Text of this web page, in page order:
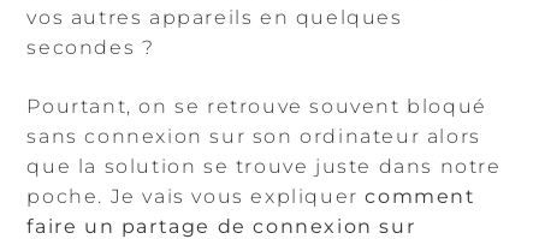
vos autres appareils en quelques
secondes ?
Pourtant, on se retrouve souvent bloqué
sans connexion sur son ordinateur alors
que la solution se trouve juste dans notre
poche. Je vais vous expliquercomment
faire un partage de connexion sur